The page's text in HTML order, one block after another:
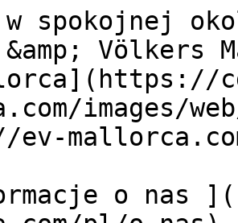
da/mallorca-ejendom/grund-i-fredelig-beliggenhed-mellem-moscari-og-selva-W-02ZA6M)   

  Kupno  [ Wszystkie nieruchomości ](https://ev-mallorca.com/pl/nieruchomosci-majorce?contract_type=0) [ Dom ](https://ev-mallorca.com/pl/nieruchomosci-majorce?contract_type=0&type%5B0%5D=0) [ Domek na wsi "finca" ](https://ev-mallorca.com/pl/nieruchomosci-majorce?contract_type=0&type%5B0%5D=1) [ Mieszkanie ](https://ev-mallorca.com/pl/nieruchomosci-majorce?contract_type=0&type%5B0%5D=2) [ Apartament-Penthouse ](https://ev-mallorca.com/pl/nieruchomosci-majorce?contract_type=0&type%5B0%5D=5) [ Działki ](https://ev-mallorca.com/pl/nieruchomosci-majorce?contract_type=0&type%5B0%5D=3) [ Nowe budownictwo ](https://ev-mallorca.com/pl/nieruchomosci-majorce?contract_type=0&type%5B0%5D=development) 

  Wynajem  [ Wszystkie nieruchomości ](https://ev-mallorca.com/pl/nieruchomosci-majorce?contract_type=1) [ Dom ](https://ev-mallorca.com/pl/nieruchomosci-majorce?contract_type=1&type%5B0%5D=0) [ Domek na wsi "finca" ](https://ev-mallorca.com/pl/nieruchomosci-majorce?contract_type=1&type%5B0%5D=1) [ Mieszkanie ](https://ev-mallorca.com/pl/nieruchomosci-majorce?contract_type=1&type%5B0%5D=2) [ Apartament-Penthouse ](https://ev-mallorca.com/pl/nieruchomosci-majorce?contract_type=1&type%5B0%5D=5) 

  Wynajem wakacyjny  [ Wszystkie nieruchomości ](https://ev-mallorca.com/pl/wynajmy-wakacyjne) [ Dom ](https://ev-mallorca.com/pl/wynajmy-wakacyjne?type%5B0%5D=0) [ Domek na wsi "finca" ](https://ev-mallorca.com/pl/wynajmy-wakacyjne?type%5B0%5D=1) [ Mieszkanie ](https://ev-mallorca.com/pl/wynajmy-wakacyjne?type%5B0%5D=2) [ Apartament-Penthouse ](https://ev-mallorca.com/pl/wynajmy-wakacyjne?type%5B0%5D=5) 

  Komercyjne  [ Wszystkie nieruchomości ](https://ev-mallorca.com/pl/nieruchomosci-komercyjne) [ Leśnictwo ](https://ev-mallorca.com/pl/nieruchomosci-komercyjne?type%5B0%5D=6) [ Hotel ](https://ev-mallorca.com/pl/nieruchomosci-komercyjne?type%5B0%5D=7) [ Branża przemysłowa ](https://ev-mallorca.com/pl/nieruchomosci-komercyjne?type%5B0%5D=8) [ Inwestycja ](https://ev-mallorca.com/pl/nieruchomosci-komercyjne?type%5B0%5D=9) [ Gastronomia ](https://ev-mallorca.com/pl/nieruchomosci-komercyjne?type%5B0%5D=10) [ Grunt ](https://ev-mallorca.com/pl/nieruchomosci-komercyjne?type%5B0%5D=11) [ Biuro ](https://ev-mallorca.com/pl/nieruchomosci-komercyjne?type%5B0%5D=12) [ Inne ](https://ev-mallorca.com/pl/nieruchomosci-komercyjne?type%5B0%5D=13) [ Sklep ](https://ev-mallorca.com/pl/nieruchomosci-komercyjne?type%5B0%5D=14) 

 [ Projekty deweloperskie ](https://ev-mallorca.com/pl/majorce-nowe-projekty-budowlane) 

     Polski       [ English ](https://ev-mallorca.com/en/mallorca-property/plot-in-peaceful-location-between-moscari-and-selva-W-02ZA6M)   [ Español ](https://ev-mallorca.com/es/